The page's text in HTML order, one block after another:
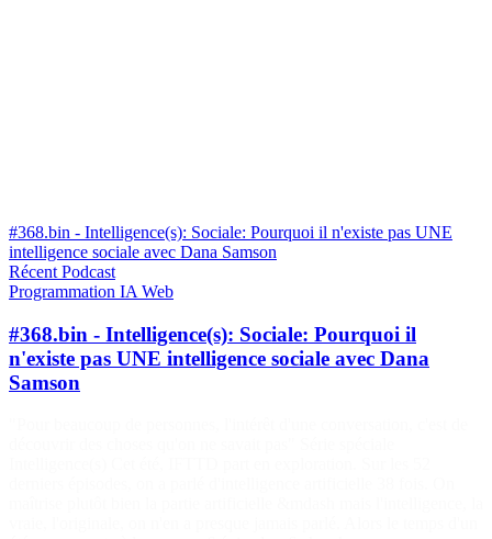
#368.bin - Intelligence(s): Sociale: Pourquoi il n'existe pas UNE
intelligence sociale avec Dana Samson
Récent Podcast
Programmation IA Web
#368.bin - Intelligence(s): Sociale: Pourquoi il
n'existe pas UNE intelligence sociale avec Dana
Samson